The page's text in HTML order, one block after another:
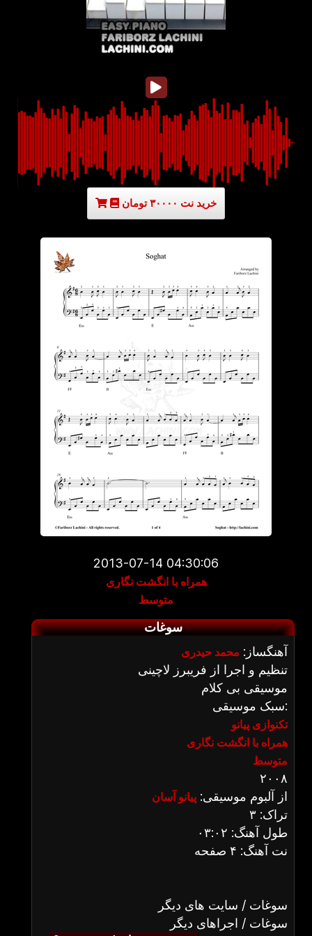
خرید نت ۳۰۰۰۰ تومان
2013-07-14 04:30:06
همراه با انگشت نگاری
متوسط
سوغات
آهنگساز: محمد حیدری
تنظیم و اجرا از فریبرز لاچینی
موسیقی بی کلام
سبک موسیقی:
تکنوازی پیانو
همراه با انگشت نگاری
متوسط
۲۰۰۸
از آلبوم موسیقی: پیانو آسان
تراک: ۳
طول آهنگ: ۰۳:۰۲
نت آهنگ: ۴ صفحه
سوغات / سایت های دیگر
سوغات / اجراهای دیگر